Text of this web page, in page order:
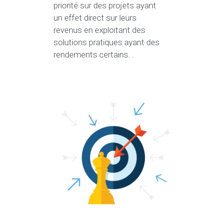
priorité sur des projets ayant
un effet direct sur leurs
revenus en exploitant des
solutions pratiques ayant des
rendements certains. .